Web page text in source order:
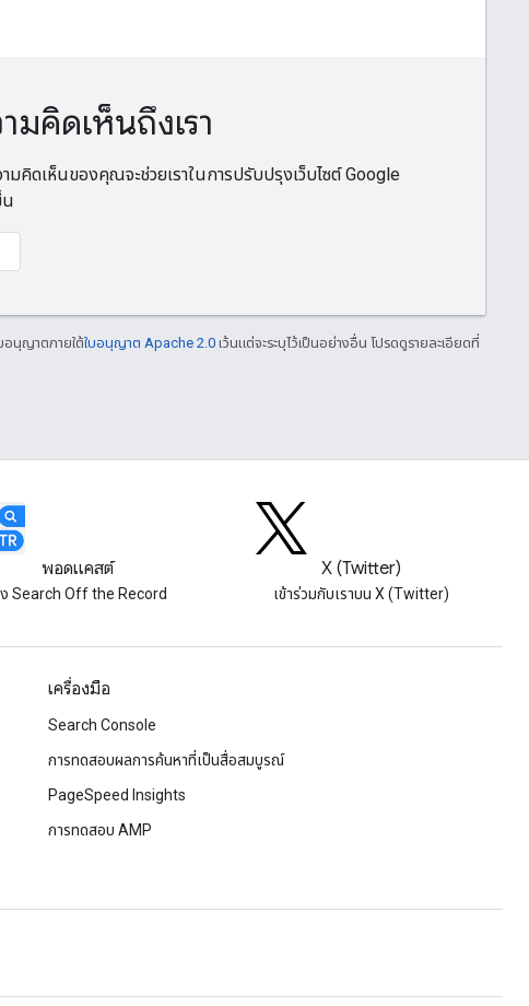
คิดเห็นถึงเรา
คิดเห็นของคุณจะช่วยเราในการปรับปรุงเว็บไซต์ Google
น
อนุญาตภายใต้ใบอนุญาต Apache 2.0 เว้นแต่จะระบุไว้เป็นอย่างอื่น โปรดดูรายละเอียดที่
พอดแคสต์
Search Off the Record
X (Twitter)
เข้าร่วมกับเราบน X (Twitter)
เครื่องมือ
Search Console
การทดสอบผลการค้นหาที่เป็นสื่อสมบูรณ์
PageSpeed Insights
การทดสอบ AMP